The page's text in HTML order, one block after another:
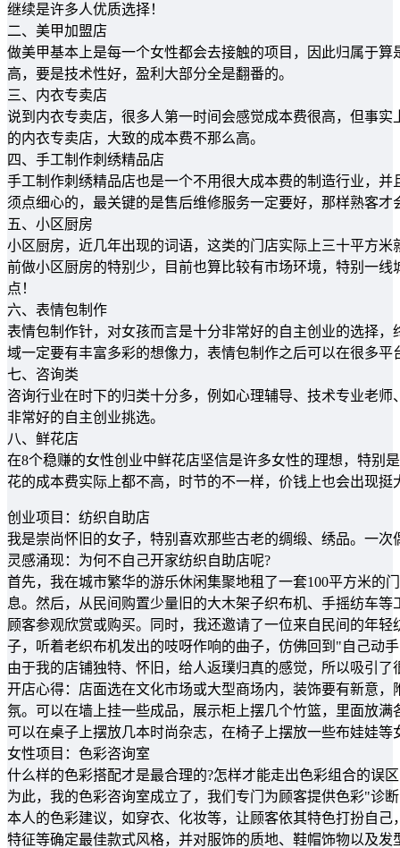
继续是许多人优质选择！
二、美甲加盟店
做美甲基本上是每一个女性都会去接触的项目，因此归属于
高，要是技术性好，盈利大部分全是翻番的。
三、内衣专卖店
说到内衣专卖店，很多人第一时间会感觉成本费很高，但事
的内衣专卖店，大致的成本费不那么高。
四、手工制作刺绣精品店
手工制作刺绣精品店也是一个不用很大成本费的制造行业，
须点细心的，最关键的是售后维修服务一定要好，那样熟客才
五、小区厨房
小区厨房，近几年出现的词语，这类的门店实际上三十平方
前做小区厨房的特别少，目前也算比较有市场环境，特别一
点！
六、表情包制作
表情包制作针，对女孩而言是十分非常好的自主创业的选择
域一定要有丰富多彩的想像力，表情包制作之后可以在很多平
七、咨询类
咨询行业在时下的归类十分多，例如心理辅导、技术专业老
非常好的自主创业挑选。
八、鲜花店
在8个稳赚的女性创业中鲜花店坚信是许多女性的理想，特别
花的成本费实际上都不高，时节的不一样，价钱上也会出现
创业项目：纺织自助店
我是崇尚怀旧的女子，特别喜欢那些古老的绸缎、绣品。一
灵感涌现：为何不自己开家纺织自助店呢?
首先，我在城市繁华的游乐休闲集聚地租了一套100平方米的
息。然后，从民间购置少量旧的大木架子织布机、手摇纺车
顾客参观欣赏或购买。同时，我还邀请了一位来自民间的年
子，听着老织布机发出的吱呀作响的曲子，仿佛回到"自己动
由于我的店铺独特、怀旧，给人返璞归真的感觉，所以吸引
开店心得：店面选在文化市场或大型商场内，装饰要有新意
氛。可以在墙上挂一些成品，展示柜上摆几个竹篮，里面放
可以在桌子上摆放几本时尚杂志，在椅子上摆放一些布娃娃
女性项目：色彩咨询室
什么样的色彩搭配才是最合理的?怎样才能走出色彩组合的误
为此，我的色彩咨询室成立了，我们专门为顾客提供色彩"诊
本人的色彩建议，如穿衣、化妆等，让顾客依其特色打扮自
特征等确定最佳款式风格，并对服饰的质地、鞋帽饰物以及发